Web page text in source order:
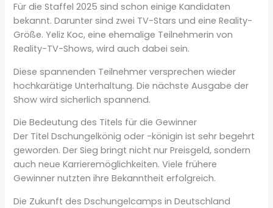
Für die Staffel 2025 sind schon einige Kandidaten
bekannt. Darunter sind zwei TV-Stars und eine Reality-
Größe. Yeliz Koc, eine ehemalige Teilnehmerin von
Reality-TV-Shows, wird auch dabei sein.
Diese spannenden Teilnehmer versprechen wieder
hochkarätige Unterhaltung. Die nächste Ausgabe der
Show wird sicherlich spannend.
Die Bedeutung des Titels für die Gewinner
Der Titel Dschungelkönig oder -königin ist sehr begehrt
geworden. Der Sieg bringt nicht nur Preisgeld, sondern
auch neue Karrieremöglichkeiten. Viele frühere
Gewinner nutzten ihre Bekanntheit erfolgreich.
Die Zukunft des Dschungelcamps in Deutschland